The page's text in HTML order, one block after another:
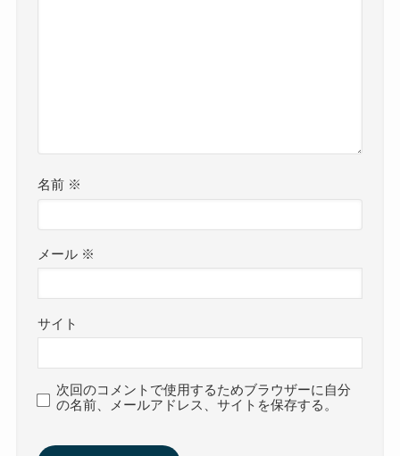
名前 ※
メール ※
サイト
次回のコメントで使用するためブラウザーに自分
の名前、メールアドレス、サイトを保存する。